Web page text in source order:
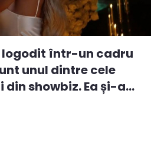
logodit într-un cadru
unul dintre cele
showbiz. Ea și-a